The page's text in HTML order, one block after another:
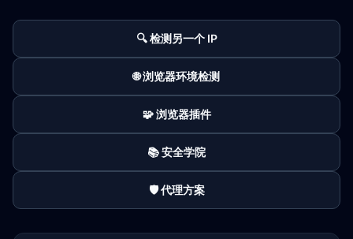
🔍 检测另一个 IP
🌐 浏览器环境检测
🧩 浏览器插件
📚 安全学院
🛡️ 代理方案